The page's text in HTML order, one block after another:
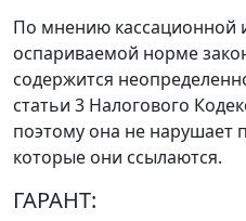
По мнению кассационной
оспариваемой норме
содержится
статьи 3 Налогового
поэтому она не нарушает
которые они ссылаются.
ГАРАНТ: